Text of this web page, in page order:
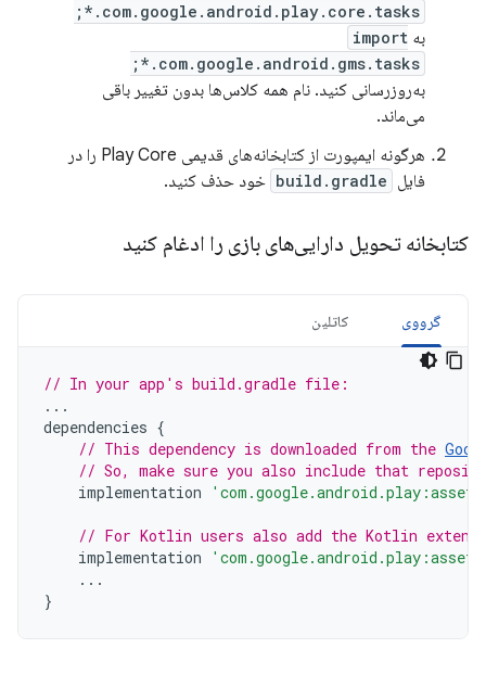
com.google.android.play.core.tasks.*;
به import
com.google.android.gms.tasks.*;
به‌روزرسانی کنید. نام همه کلاس‌ها بدون تغییر باقی
می‌ماند.
هرگونه ایمپورت از کتابخانه‌های قدیمی Play Core را در
فایل build.gradle خود حذف کنید.
کتابخانه تحویل دارایی‌های بازی را ادغام کنید
گرووی کاتلین
// In your app's build.gradle file:
...
dependencies {
// This dependency is downloaded from the
// So, make sure you also include that
implementation
// For Kotlin users also add the Kotlin
implementation
...
}